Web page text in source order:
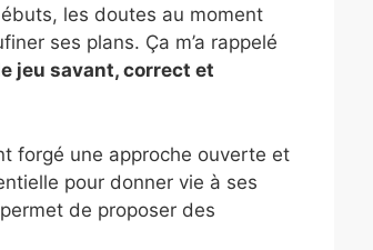
les doutes au moment
ses plans. Ça m’a rappelé
jeu savant, correct et
forgé une approche ouverte et
pour donner vie à ses
de proposer des